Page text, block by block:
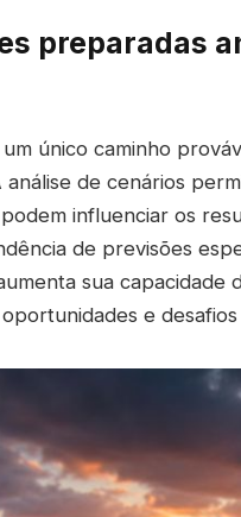
preparadas
único caminho
de cenários
influenciar os
de previsões
sua capacidade
e